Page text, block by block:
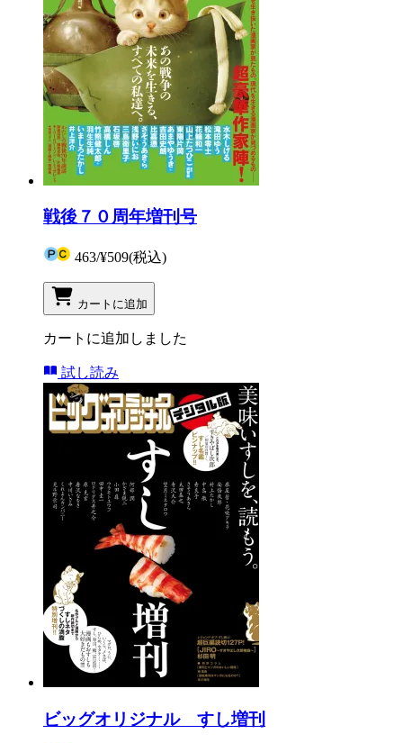
戦後７０周年増刊号
463/¥509(税込)
カートに追加
カートに追加しました
試し読み
ビッグオリジナル すし増刊